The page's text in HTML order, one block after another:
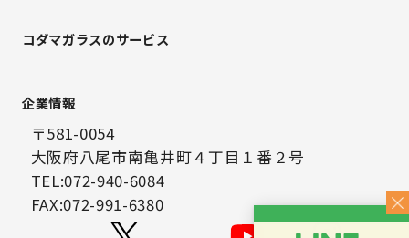
〒581-0054
大阪府八尾市南亀井町４丁目１番２号
TEL:072-940-6084
FAX:072-991-6380
コダマガラスのサービス
企業情報